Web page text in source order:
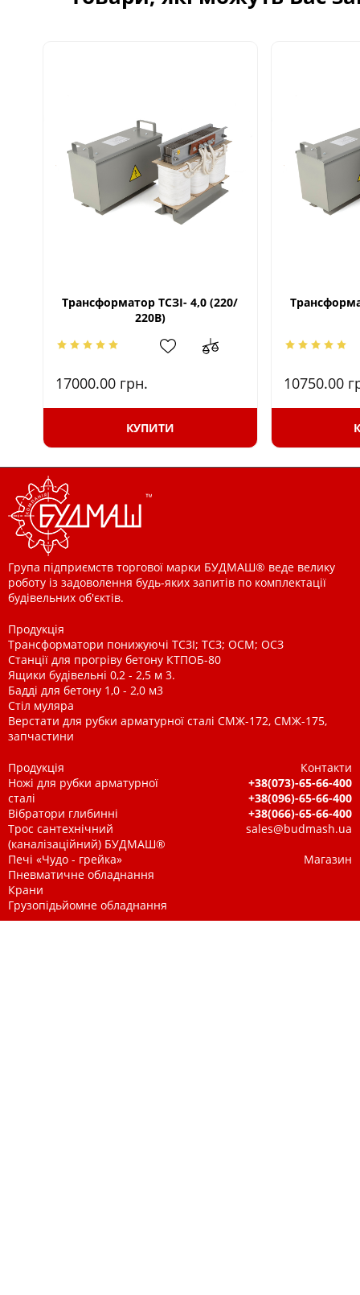
Трансформатор ТСЗІ- 4,0 (220/
220В)
17000.00 грн.
КУПИТИ
10750.00
Група підприємств торгової марки БУДМАШ® веде велику
роботу із задоволення будь-яких запитів по комплектації
будівельних об'єктів.
Продукція
Трансформатори понижуючі ТСЗІ; ТСЗ; ОСМ; ОСЗ
Станції для прогріву бетону КТПОБ-80
Ящики будівельні 0,2 - 2,5 м 3.
Бадді для бетону 1,0 - 2,0 м3
Стіл муляра
Верстати для рубки арматурної сталі СМЖ-172, СМЖ-175,
запчастини
Продукція
Ножі для рубки арматурної
сталі
Вібратори глибинні
Трос сантехнічний
(каналізаційний) БУДМАШ®
Печі «Чудо - грейка»
Пневматичне обладнання
Крани
Грузопідьйомне обладнання
Контакти
+38(073)-65-66-400
+38(096)-65-66-400
+38(066)-65-66-400
sales@budmash.ua
Магазин